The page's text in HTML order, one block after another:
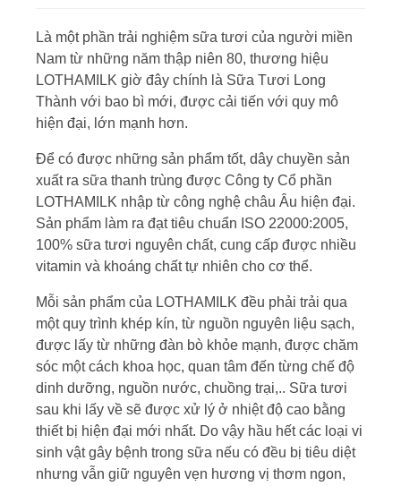
Là một phần trải nghiệm sữa tươi của người miền
Nam từ những năm thập niên 80, thương hiệu
LOTHAMILK giờ đây chính là Sữa Tươi Long
Thành với bao bì mới, được cải tiến với quy mô
hiện đại, lớn mạnh hơn.
Để có được những sản phẩm tốt, dây chuyền sản
xuất ra sữa thanh trùng được Công ty Cổ phần
LOTHAMILK nhập từ công nghệ châu Âu hiện đại.
Sản phẩm làm ra đạt tiêu chuẩn ISO 22000:2005,
100% sữa tươi nguyên chất, cung cấp được nhiều
vitamin và khoáng chất tự nhiên cho cơ thể.
Mỗi sản phẩm của LOTHAMILK đều phải trải qua
một quy trình khép kín, từ nguồn nguyên liệu sạch,
được lấy từ những đàn bò khỏe mạnh, được chăm
sóc một cách khoa học, quan tâm đến từng chế độ
dinh dưỡng, nguồn nước, chuồng trại,.. Sữa tươi
sau khi lấy về sẽ được xử lý ở nhiệt độ cao bằng
thiết bị hiện đại mới nhất. Do vậy hầu hết các loại vi
sinh vật gây bệnh trong sữa nếu có đều bị tiêu diệt
nhưng vẫn giữ nguyên vẹn hương vị thơm ngon,